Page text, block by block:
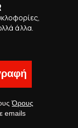
άλλα.
Όρους
emails